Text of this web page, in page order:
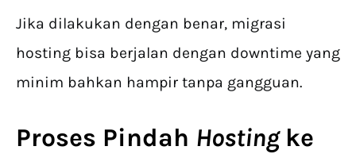
Jika dilakukan dengan benar, migrasi
hosting bisa berjalan dengan downtime yang
minim bahkan hampir tanpa gangguan.
Proses Pindah Hosting ke